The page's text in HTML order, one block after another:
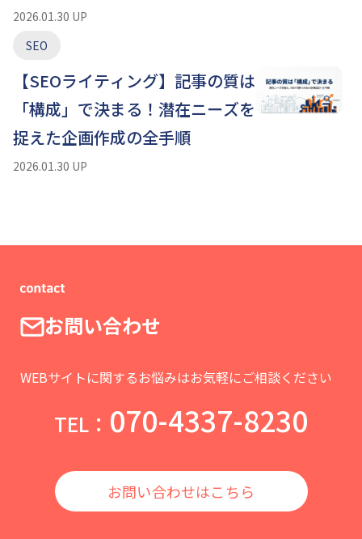
2026.01.30 UP
SEO
2026.01.30 UP
【SEOライティング】記事の質は
「構成」で決まる！潜在ニーズを
捉えた企画作成の全手順
お問い合わせ
WEBサイトに関するお悩みはお気軽にご相談ください
TEL： 070-4337-8230
お問い合わせはこちら